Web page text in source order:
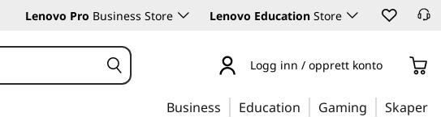
Lenovo Pro Business Store Lenovo Education Store
Logg inn / opprett konto
Business Education Gaming Skaper